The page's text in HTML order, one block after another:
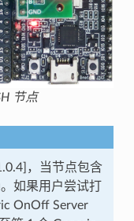
节点
，当节点包含
如果用户尝试打
OnOff Server